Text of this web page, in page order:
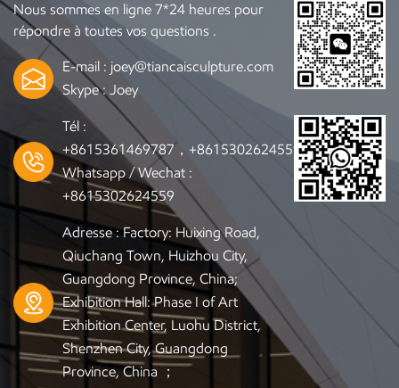
Nous sommes en ligne 7*24 heures pour
répondre à toutes vos questions .
E-mail : joey@tiancaisculpture.com
Skype : Joey
Tél :
+8615361469787，+8615302624559
Whatsapp / Wechat :
+8615302624559
Adresse : Factory: Huixing Road,
Qiuchang Town, Huizhou City,
Guangdong Province, China;
Exhibition Hall: Phase I of Art
Exhibition Center, Luohu District,
Shenzhen City, Guangdong
Province, China ；